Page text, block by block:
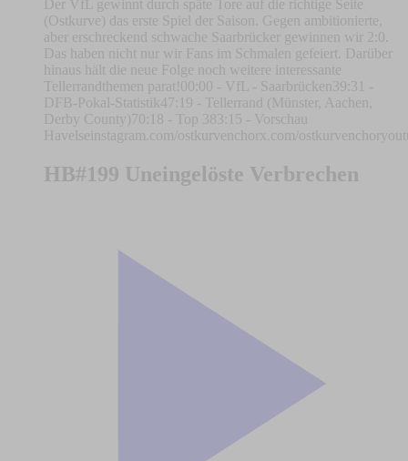
Der VfL gewinnt durch späte Tore auf die richtige Seite
(Ostkurve) das erste Spiel der Saison. Gegen ambitionierte,
aber erschreckend schwache Saarbrücker gewinnen wir 2:0.
Das haben nicht nur wir Fans im Schmalen gefeiert. Darüber
hinaus hält die neue Folge noch weitere interessante
Tellerrandthemen parat!00:00 - VfL - Saarbrücken39:31 -
DFB-Pokal-Statistik47:19 - Tellerrand (Münster, Aachen,
Derby County)70:18 - Top 383:15 - Vorschau
Havelseinstagram.com/ostkurvenchorx.com/
HB#199 Uneingelöste Verbrechen